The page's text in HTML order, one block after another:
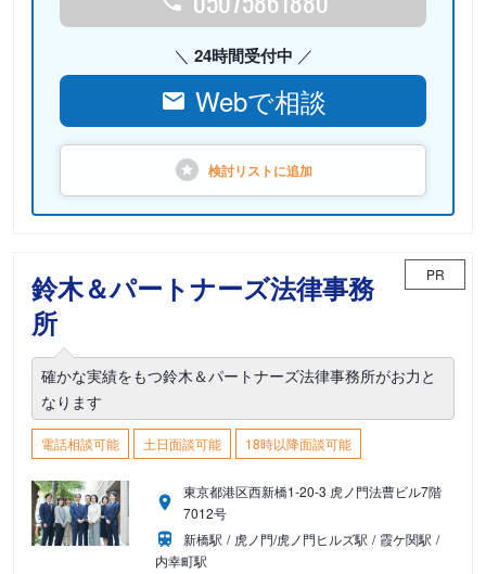
24時間受付中
Webで相談
検討リストに追加
鈴木＆パートナーズ法律事務
所
PR
確かな実績をもつ鈴木＆パートナーズ法律事務所がお力と
なります
電話相談可能 土日面談可能 18時以降面談可能
東京都港区西新橋1-20-3 虎ノ門法曹ビル7階
7012号
新橋駅
虎ノ門/虎ノ門ヒルズ駅
霞ケ関駅
内幸町駅